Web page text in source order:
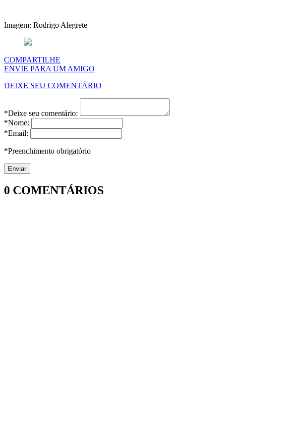
Imagem: Rodrigo Alegrete
COMPARTILHE
ENVIE PARA UM AMIGO
DEIXE SEU COMENTÁRIO
*Deixe seu comentário:
*Nome:
*Email:
*Preenchimento obrigatório
0 COMENTÁRIOS